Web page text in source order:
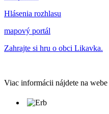
Hlásenia rozhlasu
mapový portál
Zahrajte si hru o obci Likavka.
Viac informácii nájdete na webe